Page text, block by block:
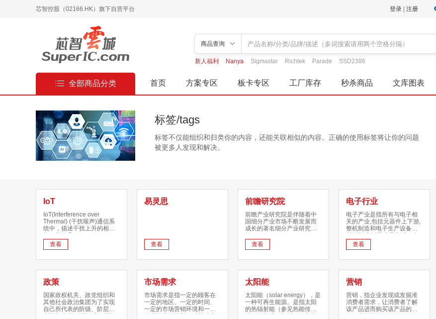
芯智控股（02166.HK）旗下自营平台 登录 | 注册
商品查询
新人福利 Nanya Sigmastar Richtek Parade SSD2386
全部商品分类 首页 方案专区 板卡专区 工厂库存 秒杀商品 文库图表
标签/tags
标签不仅能组织和归类你的内容，还能关联相似的内容。正确的使用标签将让你的问题
被更多人发现和解决。
IoT
IoT(Interference over
Thermal) (干扰噪声)通信系
统中，描述干扰上升的相对
查看
易灵思
查看
前瞻研究院
前瞻产业研究院是伴随着中
国细分产业市场不断发展而
成长的著名细分产业研究机
查看
电子行业
电子产业是指所有与电子相
关的产业,包括元器件上下游,
整机制造和电子生产设备与
等。
查看
政策
国家政权机关、政党组织和
其他社会政治集团为了实现
自己所代表的阶级、阶层的
市场需求
市场需求是指一定的顾客在
一定的地区、一定的时间、
一定的市场营销环境和一定
太阳能
太阳能（solar energy），是
一种可再生能源。是指太阳
的热辐射能（参见热能传播
营销
营销，指企业发现或发掘准
消费者需求，让消费者了解
该产品进而购买该产品的过